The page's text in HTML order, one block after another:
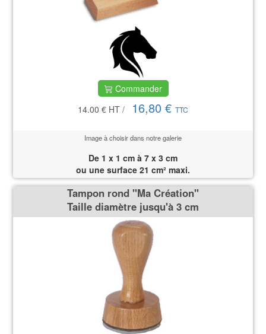
Commander
14.00 € HT / 16,80 € TTC
Image à choisir dans notre galerie
De 1 x 1 cm à 7 x 3 cm
ou une surface 21 cm² maxi.
Tampon rond ''Ma Création''
Taille diamètre jusqu'à 3 cm